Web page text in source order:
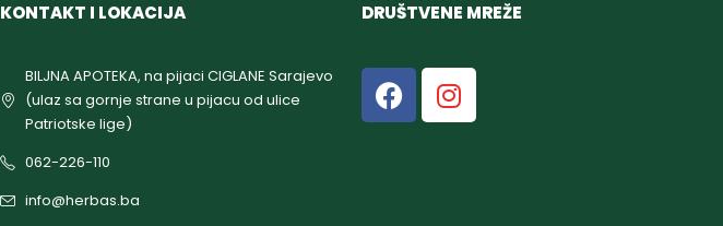
KONTAKT I LOKACIJA
BILJNA APOTEKA, na pijaci CIGLANE Sarajevo
(ulaz sa gornje strane u pijacu od ulice
Patriotske lige)
062-226-110
info@herbas.ba
DRUŠTVENE MREŽE